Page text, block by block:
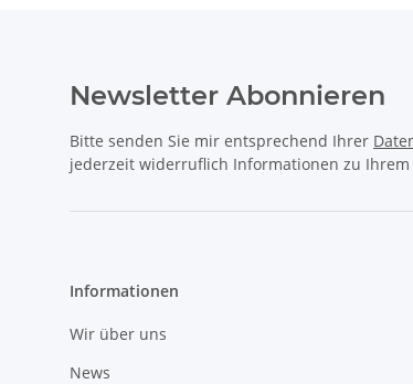
Newsletter Abonnieren
Bitte senden Sie mir entsprechend Ihrer
jederzeit widerruflich Informationen zu
Informationen
Wir über uns
News